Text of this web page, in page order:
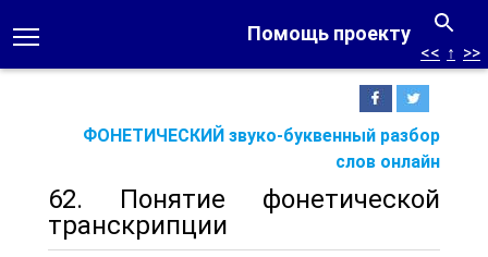
Помощь проекту
ФОНЕТИЧЕСКИЙ звуко-буквенный разбор
слов онлайн
<< ↑ >>
62. Понятие фонетической
транскрипции